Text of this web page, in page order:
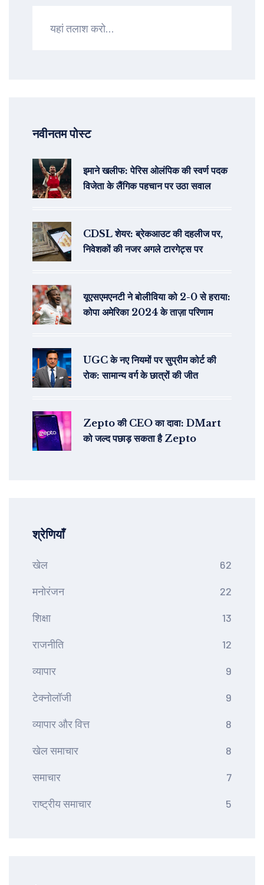
नवीनतम पोस्ट
इमाने खलीफ: पेरिस ओलंपिक की स्वर्ण पदक
विजेता के लैंगिक पहचान पर उठा सवाल
CDSL शेयर: ब्रेकआउट की दहलीज पर,
निवेशकों की नजर अगले टारगेट्स पर
यूएसएमएनटी ने बोलीविया को 2-0 से हराया:
कोपा अमेरिका 2024 के ताज़ा परिणाम
UGC के नए नियमों पर सुप्रीम कोर्ट की
रोक: सामान्य वर्ग के छात्रों की जीत
Zepto की CEO का दावा: DMart
को जल्द पछाड़ सकता है Zepto
श्रेणियाँ
खेल 62
मनोरंजन 22
शिक्षा 13
राजनीति 12
व्यापार 9
टेक्नोलॉजी 9
व्यापार और वित्त 8
खेल समाचार 8
समाचार 7
राष्ट्रीय समाचार 5